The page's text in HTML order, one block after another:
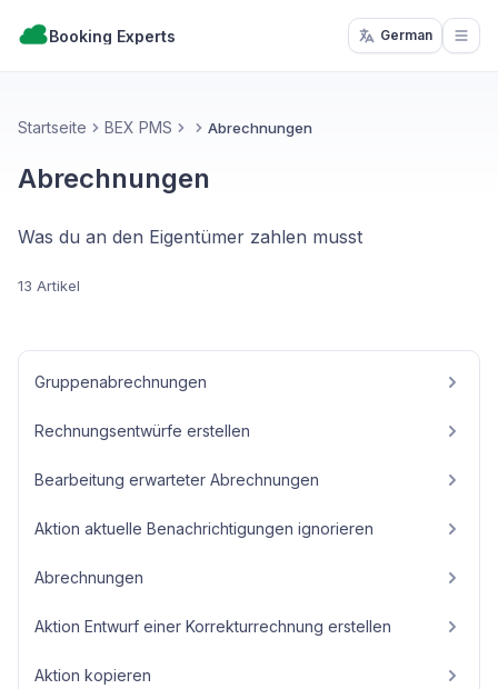
Booking Experts German
Startseite BEX PMS Abrechnungen
Abrechnungen
Was du an den Eigentümer zahlen musst
13 Artikel
Gruppenabrechnungen
Rechnungsentwürfe erstellen
Bearbeitung erwarteter Abrechnungen
Aktion aktuelle Benachrichtigungen ignorieren
Abrechnungen
Aktion Entwurf einer Korrekturrechnung erstellen
Aktion kopieren